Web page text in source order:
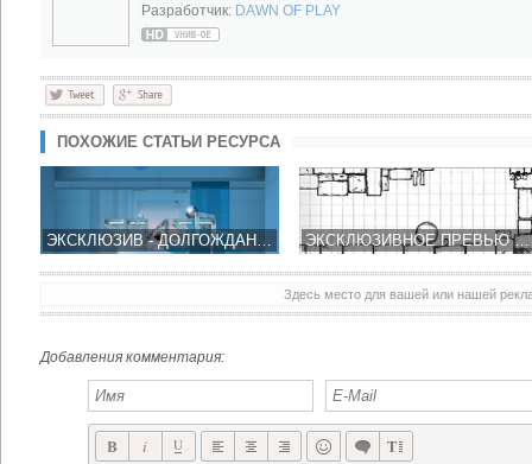
Разработчик: DAWN OF PLAY
ПОХОЖИЕ СТАТЬИ РЕСУРСА
ЭКСКЛЮЗИВНОЕ ПРЕВЬЮ СКЕТЧ ГОЛОВОЛОМКИ ROLL BACK HOME
Здесь место для вашей или нашей
Добавления комментария: